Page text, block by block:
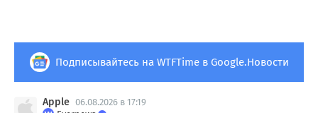
Подписывайтесь на WTFTime в Google.Новости
Apple 06.08.2026 в 17:19